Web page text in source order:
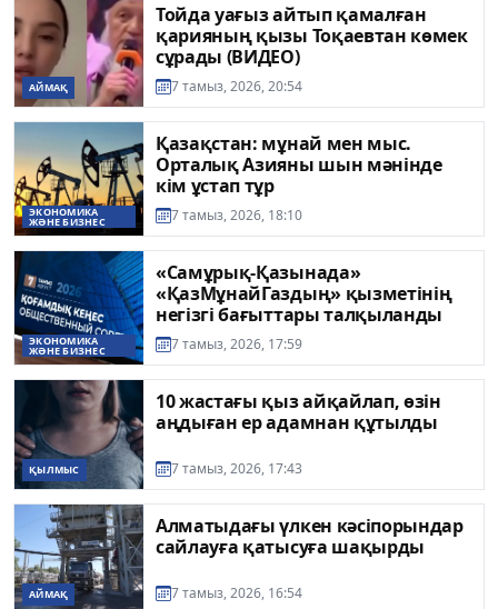
АЙМАҚ
Тойда уағыз айтып қамалған
қарияның қызы Тоқаевтан көмек
сұрады (ВИДЕО)
7 тамыз, 2026, 20:54
ЭКОНОМИКА
ЖӘНЕ БИЗНЕС
Қазақстан: мұнай мен мыс.
Орталық Азияны шын мәнінде
кім ұстап тұр
7 тамыз, 2026, 18:10
ЭКОНОМИКА
ЖӘНЕ БИЗНЕС
«Самұрық-Қазынада»
«ҚазМұнайГаздың» қызметінің
негізгі бағыттары талқыланды
7 тамыз, 2026, 17:59
ҚЫЛМЫС
10 жастағы қыз айқайлап, өзін
аңдыған ер адамнан құтылды
7 тамыз, 2026, 17:43
АЙМАҚ
Алматыдағы үлкен кәсіпорындар
сайлауға қатысуға шақырды
7 тамыз, 2026, 16:54